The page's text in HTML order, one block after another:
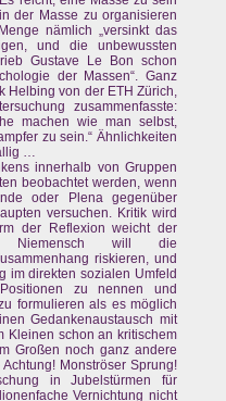
der Masse zu organisieren
nämlich „versinkt das
und die unbewussten
Gustave Le Bon schon
der Massen“. Ganz
Helbing von der ETH Zürich,
zusammenfasste:
machen wie man selbst,
zu sein.“ Ähnlichkeiten
…
innerhalb von Gruppen
beobachtet werden, wenn
oder Plena gegenüber
versuchen. Kritik wird
der Reflexion weicht der
Niemensch will die
riskieren, und
im direkten sozialen Umfeld
zu nennen und
formulieren als es möglich
Gedankenaustausch mit
Kleinen schon an kritischem
Großen noch ganz andere
Monströser Sprung!
in Jubelstürmen für
Vernichtung nicht